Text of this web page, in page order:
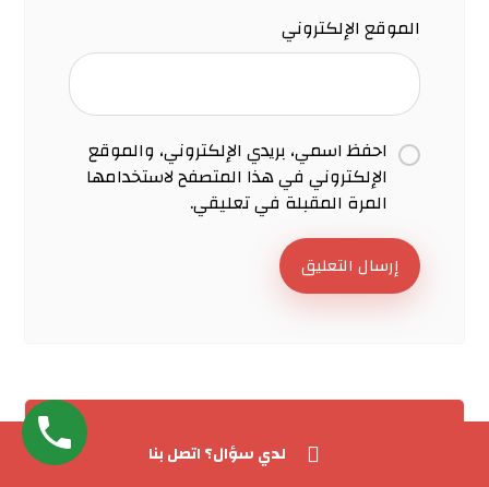
الموقع الإلكتروني
احفظ اسمي، بريدي الإلكتروني، والموقع
الإلكتروني في هذا المتصفح لاستخدامها
المرة المقبلة في تعليقي.
إرسال التعليق
لدي سؤال؟ اتصل بنا